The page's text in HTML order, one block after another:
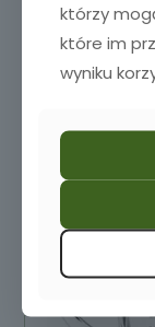
którzy
które im
wyniku